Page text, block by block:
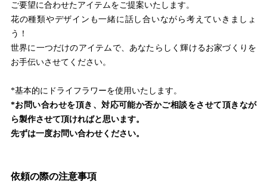
ご要望に合わせたアイテムをご提案いたします。
花の種類やデザインも一緒に話し合いながら考えていきましょ
う！
世界に一つだけのアイテムで、あなたらしく輝けるお家づくりを
お手伝いさせてください。
*基本的にドライフラワーを使用いたします。
*お問い合わせを頂き、対応可能か否かご相談をさせて頂きなが
ら製作させて頂ければと思います。
先ずは一度お問い合わせください。
依頼の際の注意事項